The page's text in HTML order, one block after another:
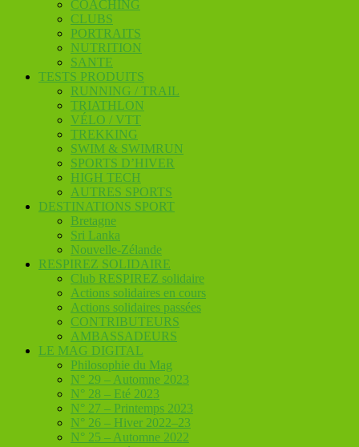
COACHING
CLUBS
PORTRAITS
NUTRITION
SANTE
TESTS PRODUITS
RUNNING / TRAIL
TRIATHLON
VÉLO / VTT
TREKKING
SWIM & SWIMRUN
SPORTS D’HIVER
HIGH TECH
AUTRES SPORTS
DESTINATIONS SPORT
Bretagne
Sri Lanka
Nouvelle-Zélande
RESPIREZ SOLIDAIRE
Club RESPIREZ solidaire
Actions solidaires en cours
Actions solidaires passées
CONTRIBUTEURS
AMBASSADEURS
LE MAG DIGITAL
Philosophie du Mag
N° 29 – Automne 2023
N° 28 – Eté 2023
N° 27 – Printemps 2023
N° 26 – Hiver 2022–23
N° 25 – Automne 2022